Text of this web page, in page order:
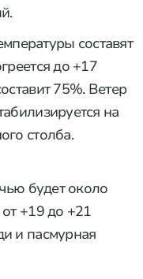
составят
до +17
75%. Ветер
на
столба.
будет около
+19 до +21
и пасмурная